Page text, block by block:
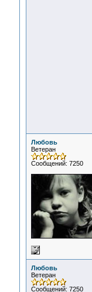
Любовь
Ветеран
Сообщений: 7250
Любовь
Ветеран
Сообщений: 7250